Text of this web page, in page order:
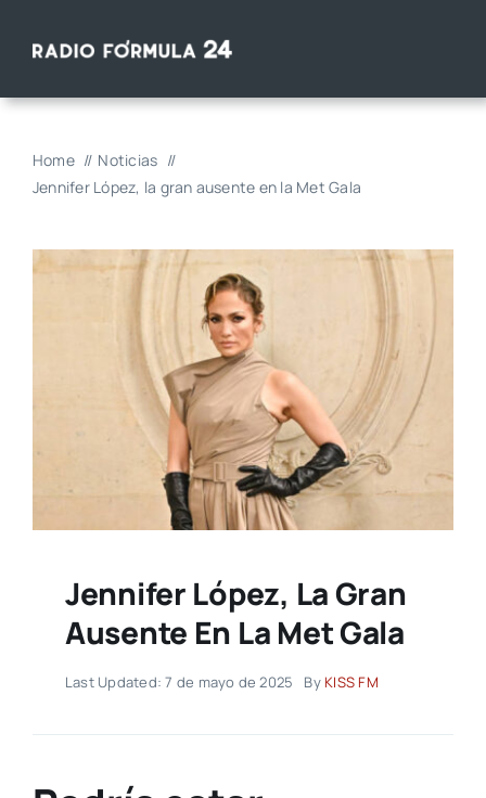
Home
Noticias
Jennifer López, la gran ausente en la Met Gala
Jennifer López, La Gran
Ausente En La Met Gala
Last Updated: 7 de mayo de 2025 By KISS FM